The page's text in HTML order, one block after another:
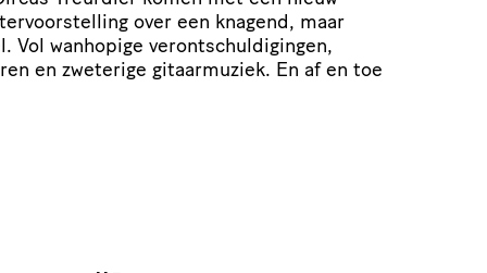
over een knagend, maar
Vol wanhopige verontschuldigingen,
en zweterige gitaarmuziek. En af en toe